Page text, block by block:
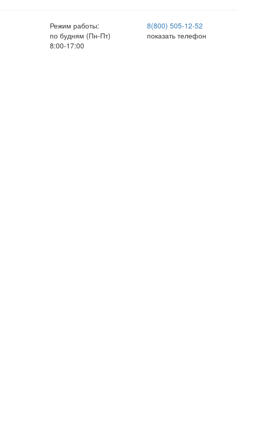
Режим работы:
по будням (Пн-Пт)
8:00-17:00
8(800) 505-12-52
показать телефон